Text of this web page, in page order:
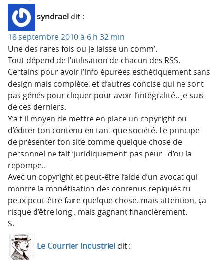
syndrael dit :
18 septembre 2010 à 6 h 32 min
Une des rares fois ou je laisse un comm’.
Tout dépend de l’utilisation de chacun des RSS.
Certains pour avoir l’info épurées esthétiquement sans
design mais complète, et d’autres concise qui ne sont
pas génés pour cliquer pour avoir l’intégralité.. Je suis
de ces derniers.
Y’a t il moyen de mettre en place un copyright ou
d’éditer ton contenu en tant que société. Le principe
de présenter ton site comme quelque chose de
personnel ne fait ‘juridiquement’ pas peur.. d’ou la
repompe..
Avec un copyright et peut-être l’aide d’un avocat qui
montre la monétisation des contenus repiqués tu
peux peut-être faire quelque chose. mais attention, ça
risque d’être long.. mais gagnant financièrement.
S.
Le Courrier Industriel dit :